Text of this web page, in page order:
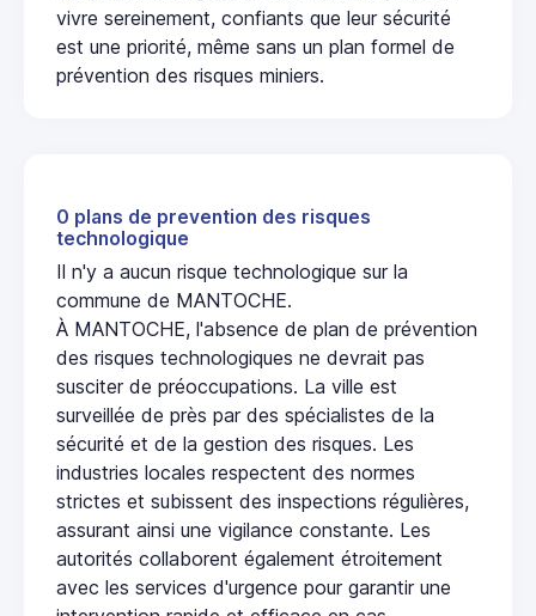
vivre sereinement, confiants que leur sécurité
est une priorité, même sans un plan formel de
prévention des risques miniers.
0 plans de prevention des risques
technologique
Il n'y a aucun risque technologique sur la
commune de MANTOCHE.
À MANTOCHE, l'absence de plan de prévention
des risques technologiques ne devrait pas
susciter de préoccupations. La ville est
surveillée de près par des spécialistes de la
sécurité et de la gestion des risques. Les
industries locales respectent des normes
strictes et subissent des inspections régulières,
assurant ainsi une vigilance constante. Les
autorités collaborent également étroitement
avec les services d'urgence pour garantir une